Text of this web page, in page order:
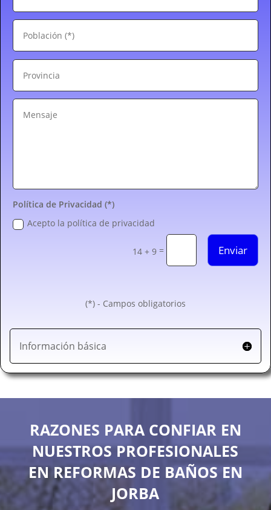
Política de Privacidad (*)
Acepto la política de privacidad
14 + 9 = Enviar
(*) - Campos obligatorios
Información básica
RAZONES PARA CONFIAR EN
NUESTROS PROFESIONALES
EN REFORMAS DE BAÑOS EN
JORBA